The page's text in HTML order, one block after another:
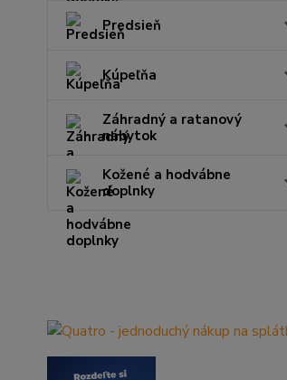
Predsieň
Kúpeľňa
Záhradný a ratanový
nábytok
Kožené a hodvábne
doplnky